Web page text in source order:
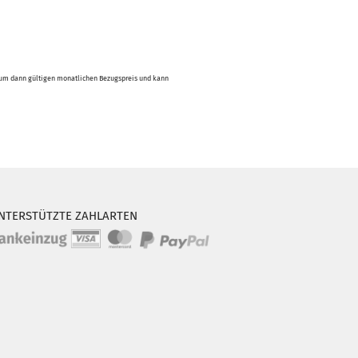
dann gültigen monatlichen Bezugspreis und kann
ZAHLARTEN